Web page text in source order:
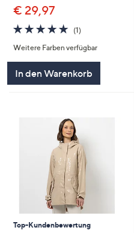
€ 29,97
5.0
von
5
(1)1
Weitere Farben verfügbar
In den Warenkorb
Top-Kundenbewertung